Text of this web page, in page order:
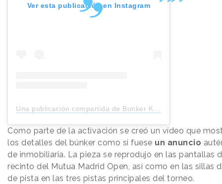
Ver esta publicación en Instagram
Una publicación compartida de Bunker Kimera (@bunkerkimera)
Como parte de la activación se creó un vídeo que
los detalles del búnker como si fuese un anuncio
de inmobiliaria. La pieza se reprodujo en las pantallas
recinto del Mutua Madrid Open, así como en las sillas
de pista en las tres pistas principales del torneo.